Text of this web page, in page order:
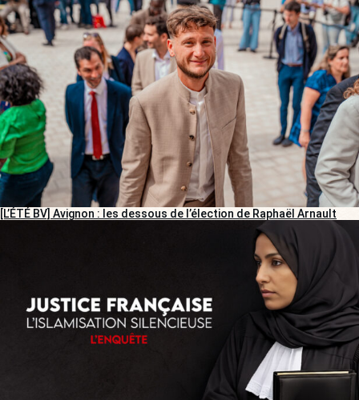
[L’ÉTÉ BV] Avignon : les dessous de l’élection de Raphaël Arnault